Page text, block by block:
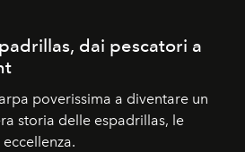
dai pescatori a
poverissima a diventare un
storia delle espadrillas, le